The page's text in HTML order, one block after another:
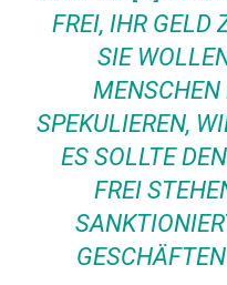
FREI, IHR GELD
SIE
MENSCHEN
SPEKULIEREN,
ES SOLLTE
FREI